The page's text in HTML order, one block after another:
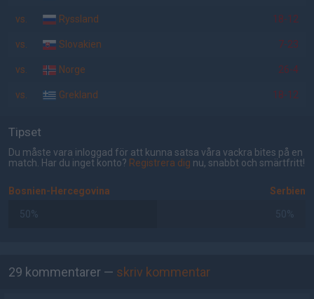
vs. Ryssland 18-12
vs. Slovakien 7-23
vs. Norge 26-4
vs. Grekland 18-12
Tipset
Du måste vara inloggad för att kunna satsa våra vackra bites på en
match. Har du inget konto? Registrera dig nu, snabbt och smärtfritt!
Bosnien-Hercegovina Serbien
50% 50%
29 kommentarer — skriv kommentar